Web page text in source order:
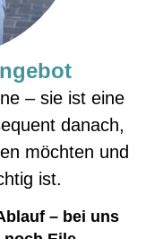
– sie ist eine
danach,
möchten und
ist.
– bei uns